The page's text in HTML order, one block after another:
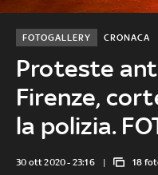
Proteste
Firenze,
la polizia.
CRONACA
FOTOGALLERY
30 ott 2020 - 23:16 18